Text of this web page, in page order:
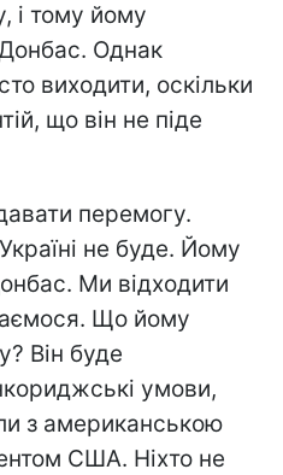
і тому йому
Однак
виходити, оскільки
що він не піде
перемогу.
не буде. Йому
Ми відходити
Що йому
Він буде
умови,
з американською
США. Ніхто не